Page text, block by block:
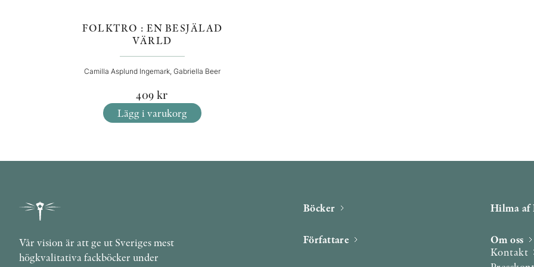
FOLKTRO : EN BESJÄLAD
VÄRLD
Camilla Asplund Ingemark, Gabriella Beer
409 kr
Lägg i varukorg
Vår vision är att ge ut Sveriges mest
högkvalitativa fackböcker under
Böcker
Författare
Hilma
Om oss
Kontakt